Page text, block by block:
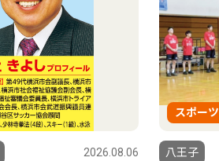
2026.08.06
スポーツ
八王子